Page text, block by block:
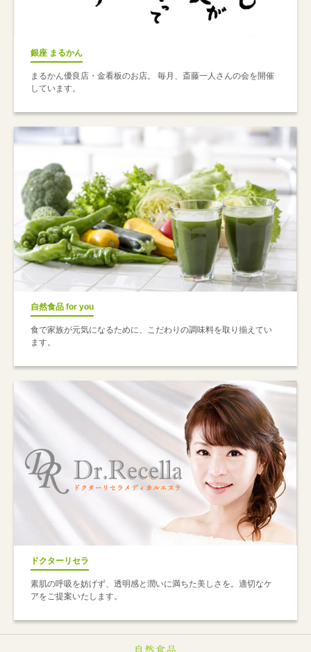
銀座 まるかん
まるかん優良店・金看板のお店。 毎月、斎藤一人さんの会を開催
しています。
自然食品 for you
食で家族が元気になるために、こだわりの調味料を取り揃えてい
ます。
ドクターリセラ
素肌の呼吸を妨げず、透明感と潤いに満ちた美しさを。適切なケ
アをご提案いたします。